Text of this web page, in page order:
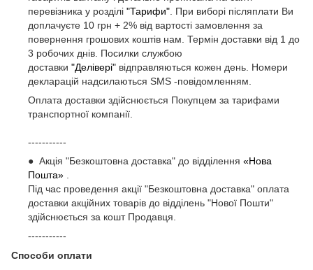
перевізника у розділі "Тарифи" . При виборі післяплати Ви
доплачуєте 10 грн + 2% від вартості замовлення за
повернення грошових коштів нам. Термін доставки від 1 до
3 робочих днів. Посилки службою
доставки "Делівері" відправляються кожен день. Номери
декларацій надсилаються SMS -повідомленням.
Оплата доставки здійснюється Покупцем за тарифами
транспортної компанії.
-----------
● Акція "Безкоштовна доставка" до відділення «Нова
Пошта»
Під час проведення акції "Безкоштовна доставка" оплата
доставки акційних товарів до відділень "Нової Пошти"
здійснюється за кошт Продавця.
-----------
Способи оплати